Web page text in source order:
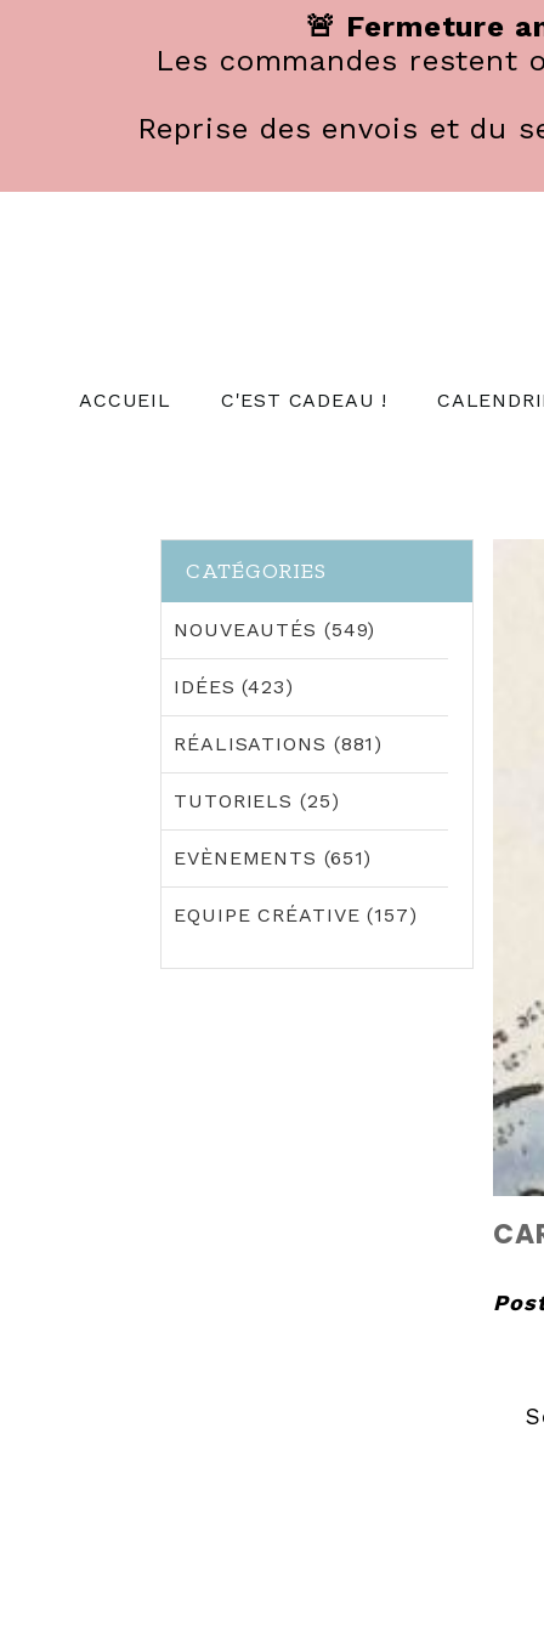
🚨 Fermeture
Les commandes restent
Reprise des envois et du
ACCUEIL C'EST CADEAU !
CATÉGORIES
NOUVEAUTÉS (549)
IDÉES (423)
RÉALISATIONS (881)
TUTORIELS (25)
EVÈNEMENTS (651)
EQUIPE CRÉATIVE (157)